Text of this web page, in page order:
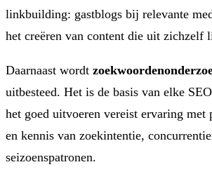
linkbuilding: gastblogs bij relevante
het creëren van content die uit zichzelf
Daarnaast wordt
uitbesteed. Het is de basis van elke
het goed uitvoeren vereist ervaring met
en kennis van zoekintentie,
seizoenspatronen.